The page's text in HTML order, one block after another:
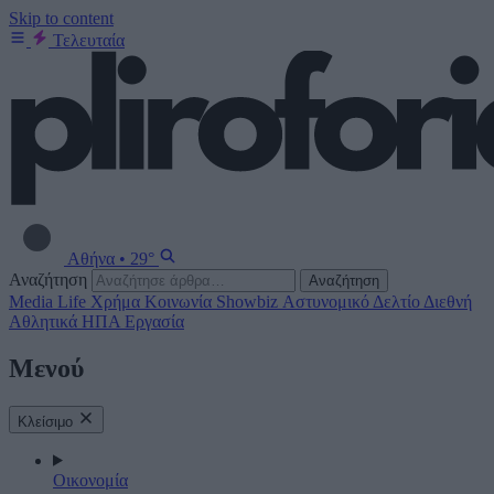
Skip to content
Τελευταία
Αθήνα • 29°
Αναζήτηση
Αναζήτηση
Media Life Χρήμα Κοινωνία Showbiz Αστυνομικό Δελτίο Διεθνή
Αθλητικά ΗΠΑ Εργασία
Μενού
Κλείσιμο
Οικονομία